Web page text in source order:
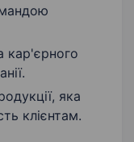
кар'єрного
яка
клієнтам.